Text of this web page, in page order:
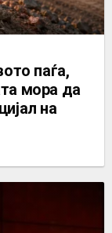
паѓа,
мора да
на